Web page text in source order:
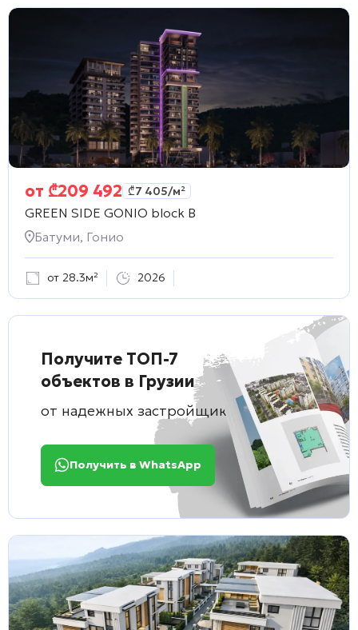
от ₾209 492 ₾7 405/м²
GREEN SIDE GONIO block B
Батуми, Гонио
от 28.3м² 2026
Получите ТОП-7
объектов в Грузии
от надежных застройщиков
Получить в WhatsApp